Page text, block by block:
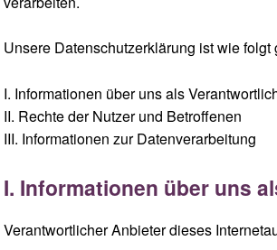
Unsere Datenschutzerklärung ist wie folgt
I. Informationen über uns als
II. Rechte der Nutzer und Betroffenen
III. Informationen zur Datenverarbeitung
I. Informationen über uns
Verantwortlicher Anbieter dieses